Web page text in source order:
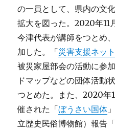
の一員として、県内の文
拡大を図った。2020年11
今津代表が講師をつとめ
加した。「災害支援ネッ
被災家屋部会の活動に参
ドマップなどの団体活動
つとめた。また、2020年
催された「ぼうさい国体
立歴史民俗博物館）報告